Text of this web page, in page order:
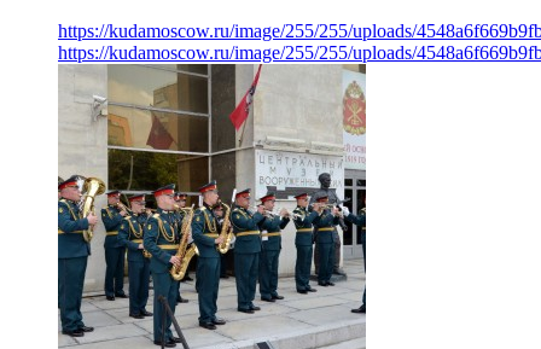
https://kudamoscow.ru/image/255/255/uploads/
https://kudamoscow.ru/image/255/255/uploads/